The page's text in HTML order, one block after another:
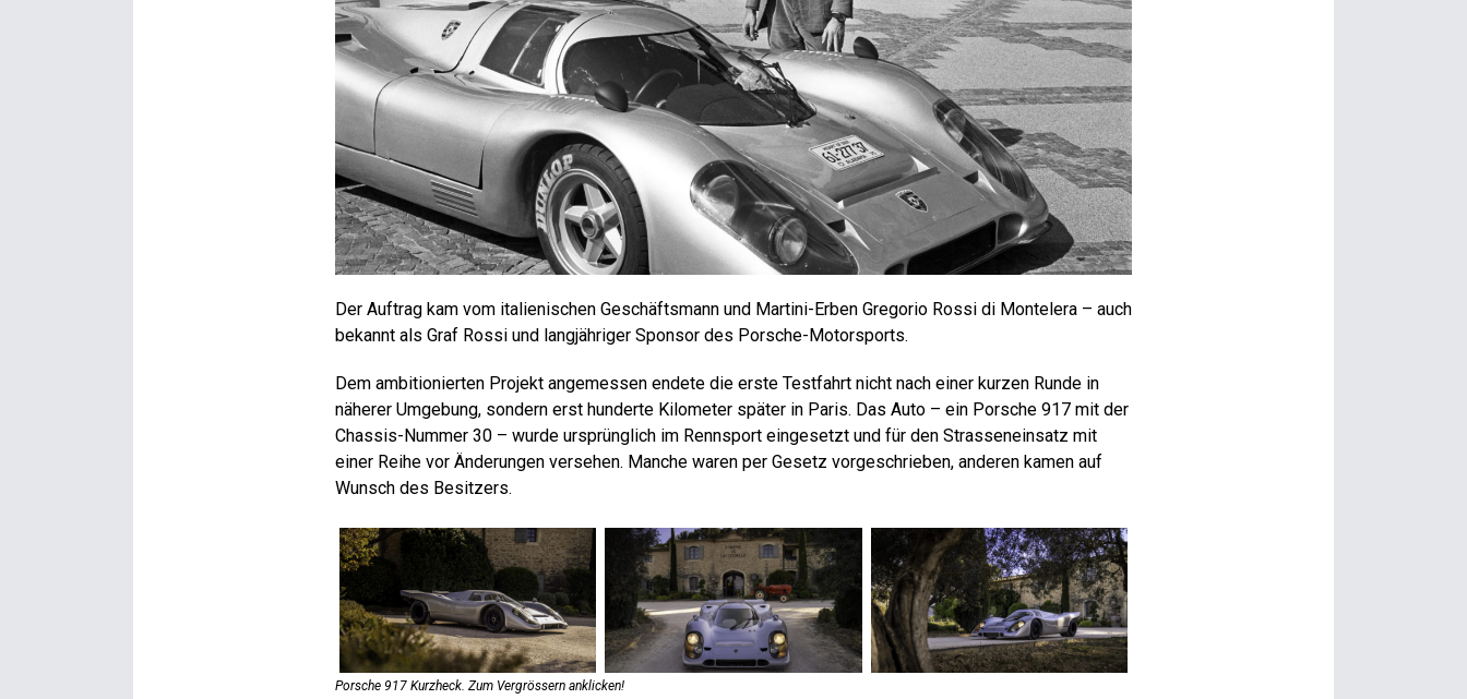
Der Auftrag kam vom italienischen Geschäftsmann und Martini-Erben Gregorio Rossi di Montelera – auch
bekannt als Graf Rossi und langjähriger Sponsor des Porsche-Motorsports.
Dem ambitionierten Projekt angemessen endete die erste Testfahrt nicht nach einer kurzen Runde in
näherer Umgebung, sondern erst hunderte Kilometer später in Paris. Das Auto – ein Porsche 917 mit der
Chassis-Nummer 30 – wurde ursprünglich im Rennsport eingesetzt und für den Strasseneinsatz mit
einer Reihe vor Änderungen versehen. Manche waren per Gesetz vorgeschrieben, anderen kamen auf
Wunsch des Besitzers.
Porsche 917 Kurzheck. Zum Vergrössern anklicken!